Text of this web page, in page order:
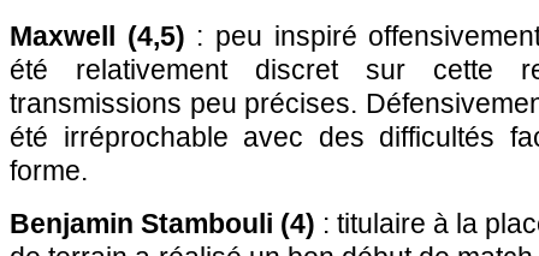
Maxwell (4,5) : peu inspiré
été relativement discret sur cette
transmissions peu précises.
été irréprochable avec des difficultés
forme.
Benjamin Stambouli (4) : titulaire à la